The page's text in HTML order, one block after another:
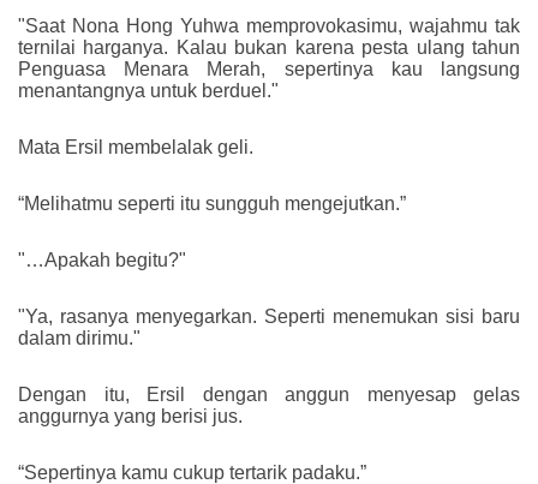
"Saat Nona Hong Yuhwa memprovokasimu, wajahmu tak
ternilai harganya. Kalau bukan karena pesta ulang tahun
Penguasa Menara Merah, sepertinya kau langsung
menantangnya untuk berduel."
Mata Ersil membelalak geli.
“Melihatmu seperti itu sungguh mengejutkan.”
"…Apakah begitu?"
"Ya, rasanya menyegarkan. Seperti menemukan sisi baru
dalam dirimu."
Dengan itu, Ersil dengan anggun menyesap gelas
anggurnya yang berisi jus.
“Sepertinya kamu cukup tertarik padaku.”